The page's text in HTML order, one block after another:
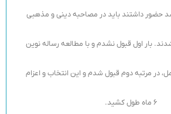
حضور داشتند باید در مصاحبه دینی و مذهبی
بار اول قبول نشدم و با مطالعه رساله نوین
در مرتبه دوم قبول شدم و این انتخاب و اعزام
6 ماه طول کشید.